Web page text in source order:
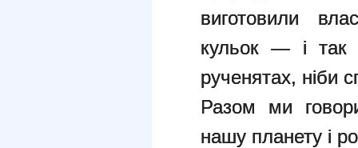
виготовили
кульок — і так
рученятах, ніби
Разом ми
нашу планету і